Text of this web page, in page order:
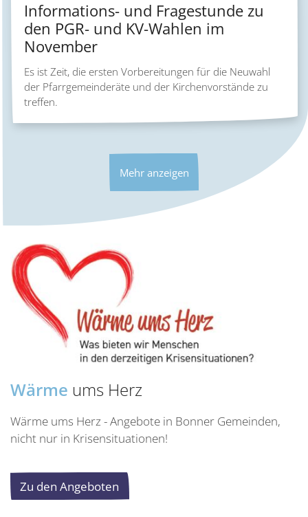
Informations- und Fragestunde zu
den PGR- und KV-Wahlen im
November
Es ist Zeit, die ersten Vorbereitungen für die Neuwahl
der Pfarrgemeinderäte und der Kirchenvorstände zu
treffen.
Mehr anzeigen
Wärme ums Herz
Wärme ums Herz - Angebote in Bonner Gemeinden,
nicht nur in Krisensituationen!
Zu den Angeboten